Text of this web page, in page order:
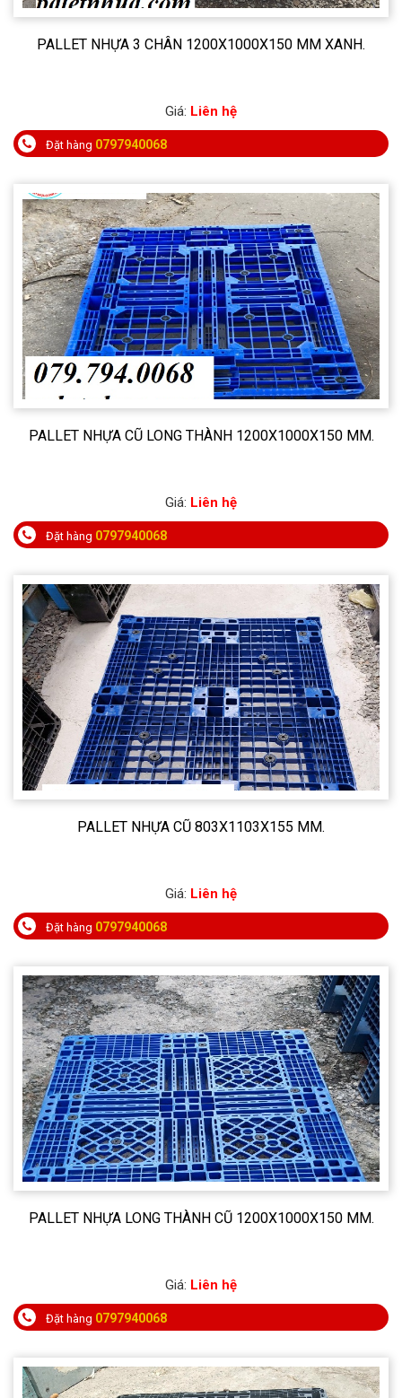
PALLET NHỰA 3 CHÂN 1200X1000X150 MM XANH.
Giá: Liên hệ
Đặt hàng 0797940068
PALLET NHỰA CŨ LONG THÀNH 1200X1000X150 MM.
Giá: Liên hệ
Đặt hàng 0797940068
PALLET NHỰA CŨ 803X1103X155 MM.
Giá: Liên hệ
Đặt hàng 0797940068
PALLET NHỰA LONG THÀNH CŨ 1200X1000X150 MM.
Giá: Liên hệ
Đặt hàng 0797940068